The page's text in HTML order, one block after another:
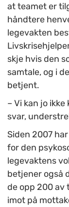
at teamet er
håndtere
legevakten
skje hvis den
samtale, og i
betjent.
– Vi kan jo
svar,
Siden 2007
for den
legevaktens
betjener også
de opp 200
imot på